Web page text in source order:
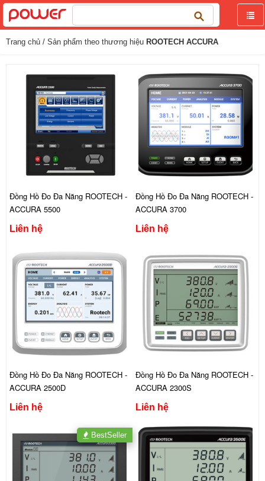
Tìm
kiếm
Trang chủ / Sản phẩm theo thương hiệu ROOTECH ACCURA
Đồng Hồ Đo Đa Năng ROOTECH -
ACCURA 5500
Liên hệ
Đồng Hồ Đo Đa Năng ROOTECH -
ACCURA 3700
Liên hệ
Đồng Hồ Đo Đa Năng ROOTECH -
ACCURA 2500D
Liên hệ
Đồng Hồ Đo Đa Năng ROOTECH -
ACCURA 2300S
Liên hệ
BestSeller